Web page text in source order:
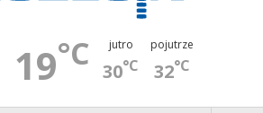
19°C jutro
30°C
pojutrze
32°C